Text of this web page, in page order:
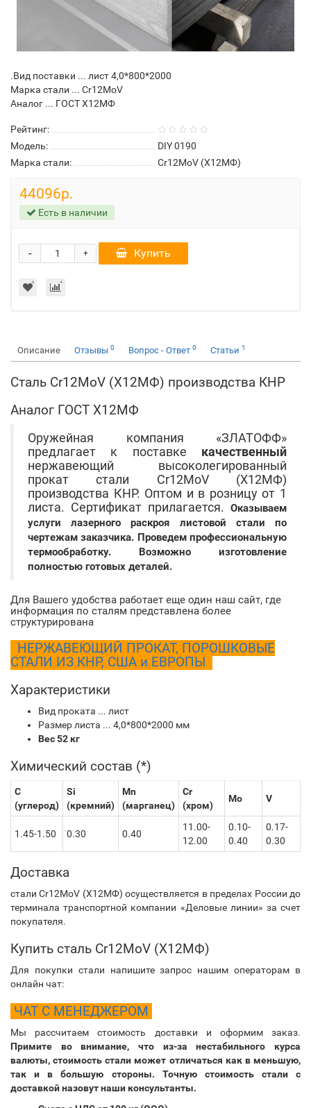
.Вид поставки ... лист 4,0*800*2000
Марка стали ... Cr12MoV
Аналог ... ГОСТ Х12МФ
Рейтинг:
Модель:
DIY 0190
Марка стали:
Cr12MoV (Х12МФ)
44096р.
Есть в наличии
+
- Купить
Описание Отзывы 0 Вопрос - Ответ 0 Статьи 1
Сталь Cr12MoV (Х12МФ) производства КНР
Аналог ГОСТ Х12МФ
Оружейная компания «ЗЛАТОФФ»
предлагает к поставке качественный
нержавеющий высоколегированный
прокат стали Cr12MoV (Х12МФ)
производства КНР. Оптом и в розницу от 1
листа. Сертификат прилагается. Оказываем
услуги лазерного раскроя листовой стали по
чертежам заказчика. Проведем профессиональную
термообработку. Возможно изготовление
полностью готовых деталей.
Для Вашего удобства работает еще один наш сайт, где
информация по сталям представлена более
структурирована
НЕРЖАВЕЮЩИЙ ПРОКАТ, ПОРОШКОВЫЕ
СТАЛИ ИЗ КНР, США и ЕВРОПЫ
Характеристики
Вид проката ... лист
Размер листа ... 4,0*800*2000 мм
Вес 52 кг
Химический состав (*)
C
(углерод)
Si
(кремний)
Mn
(марганец)
Cr
(хром)
Mo V
1.45-1.50 0.30 0.40
11.00-
12.00
0.10-
0.40
0.17-
0.30
Доставка
стали Cr12MoV (Х12МФ) осуществляется в пределах России до
терминала транспортной компании «Деловые линии» за счет
покупателя.
Купить сталь Cr12MoV (Х12МФ)
Для покупки стали напишите запрос нашим операторам в
онлайн чат:
ЧАТ С МЕНЕДЖЕРОМ
Мы рассчитаем стоимость доставки и оформим заказ.
Примите во внимание, что из-за нестабильного курса
валюты, стоимость стали может отличаться как в меньшую,
так и в большую стороны. Точную стоимость стали с
доставкой назовут наши консультанты.